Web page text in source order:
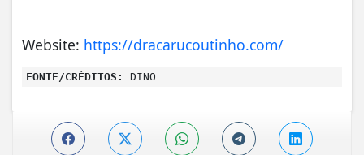
Website: https://dracarucoutinho.com/
FONTE/CRÉDITOS: DINO